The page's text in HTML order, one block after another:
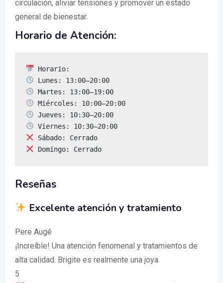
circulación, aliviar tensiones y promover un estado
general de bienestar.
Horario de Atención:
Domingo: Cerrado
Reseñas
Excelente atención y tratamiento
Pere Augé
¡Increíble! Una atención fenomenal y tratamientos de
alta calidad. Brigite es realmente una joya.
5